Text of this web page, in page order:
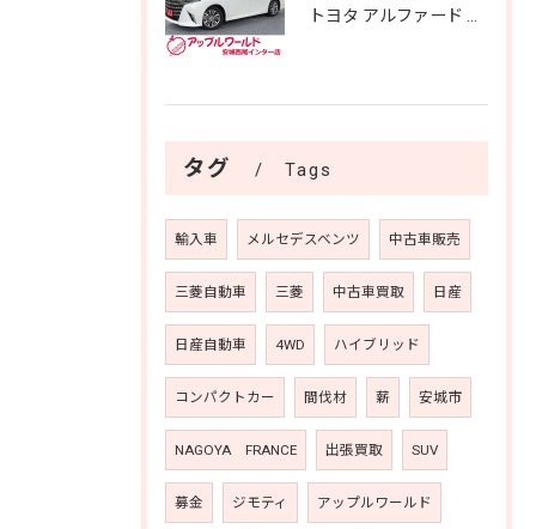
タグ Tags
輸入車 メルセデスベンツ 中古車販売
三菱自動車 三菱 中古車買取 日産
日産自動車 4WD ハイブリッド
コンパクトカー 間伐材 薪 安城市
NAGOYA FRANCE 出張買取 SUV
募金 ジモティ アップルワールド